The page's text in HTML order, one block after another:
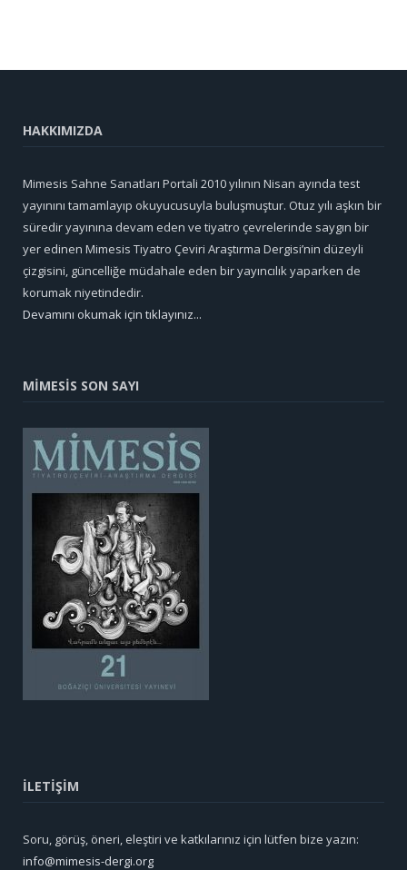
HAKKIMIZDA
Mimesis Sahne Sanatları Portali 2010 yılının Nisan ayında test
yayınını tamamlayıp okuyucusuyla buluşmuştur. Otuz yılı aşkın bir
süredir yayınına devam eden ve tiyatro çevrelerinde saygın bir
yer edinen Mimesis Tiyatro Çeviri Araştırma Dergisi’nin düzeyli
çizgisini, güncelliğe müdahale eden bir yayıncılık yaparken de
korumak niyetindedir.
Devamını okumak için tıklayınız...
MİMESİS SON SAYI
İLETİŞİM
Soru, görüş, öneri, eleştiri ve katkılarınız için lütfen bize yazın:
info@mimesis-dergi.org